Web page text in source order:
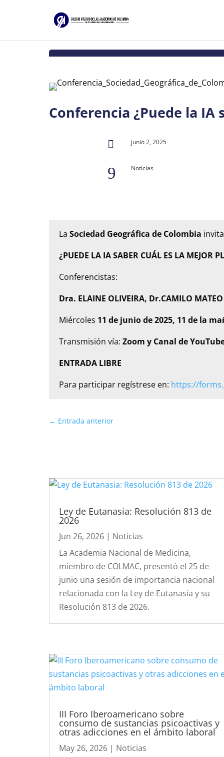
Conferencia ¿Puede la IA
 junio 2, 2025
9 Noticias
La Sociedad Geográfica de Colombia
¿PUEDE LA IA SABER CUÁL ES LA MEJOR
Conferencistas:
Dra. ELAINE OLIVEIRA, Dr.CAMILO
Miércoles 11 de junio de 2025, 11 de la
Transmisión vía: Zoom y Canal de
ENTRADA LIBRE
Para participar regístrese en: https://
← Entrada anterior
Ley de Eutanasia: Resolución 813 de
2026
Jun 26, 2026 | Noticias
La Academia Nacional de Medicina,
miembro de COLMAC, presentó el 25 de
junio una sesión de importancia nacional
relacionada con la Ley de Eutanasia y su
Resolución 813 de 2026.
III Foro Iberoamericano sobre
consumo de sustancias psicoactivas y
otras adicciones en el ámbito laboral
May 26, 2026 | Noticias